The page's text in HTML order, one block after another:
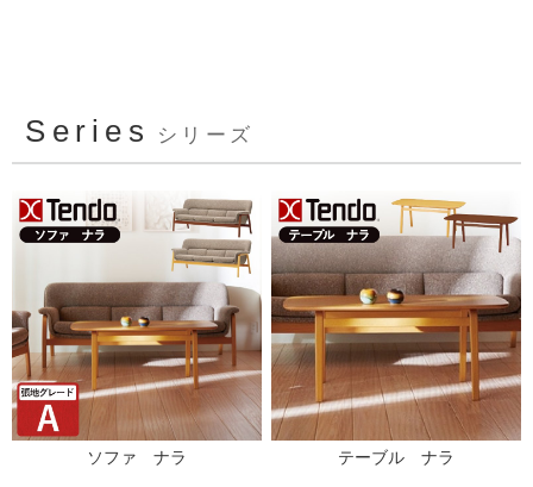
Series シリーズ
ソファ ナラ テーブル ナラ